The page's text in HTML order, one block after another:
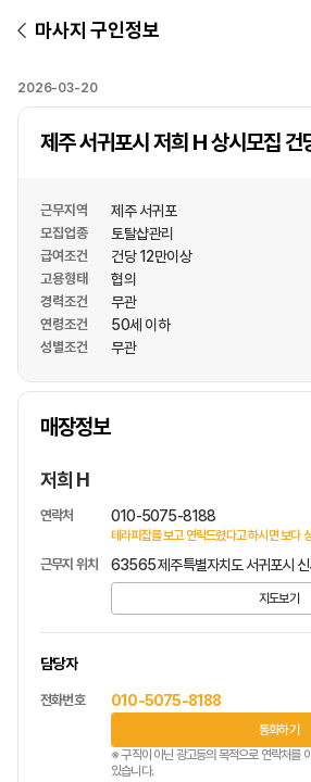
마사지 구인정보
2026-03-20
제주 서귀포시 저희 H 상시모집 건
근무지역 제주 서귀포
모집업종 토탈샵관리
급여조건 건당 12만이상
고용형태 협의
경력조건 무관
연령조건 50세 이하
성별조건 무관
매장정보
상호명
저희 H
연락처 010-5075-8188
테라피잡를 보고 연락드렸다고 하시면 보다
근무지 위치 63565 제주특별자치도 서귀포시
지도보기
담당자
전화번호 010-5075-8188
통화하기
※ 구직이 아닌 광고등의 목적으로 연락처를
있습니다.